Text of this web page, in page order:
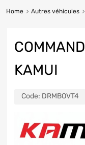
Home Autres véhicules
KAMUI
Code: DRMBOVT4